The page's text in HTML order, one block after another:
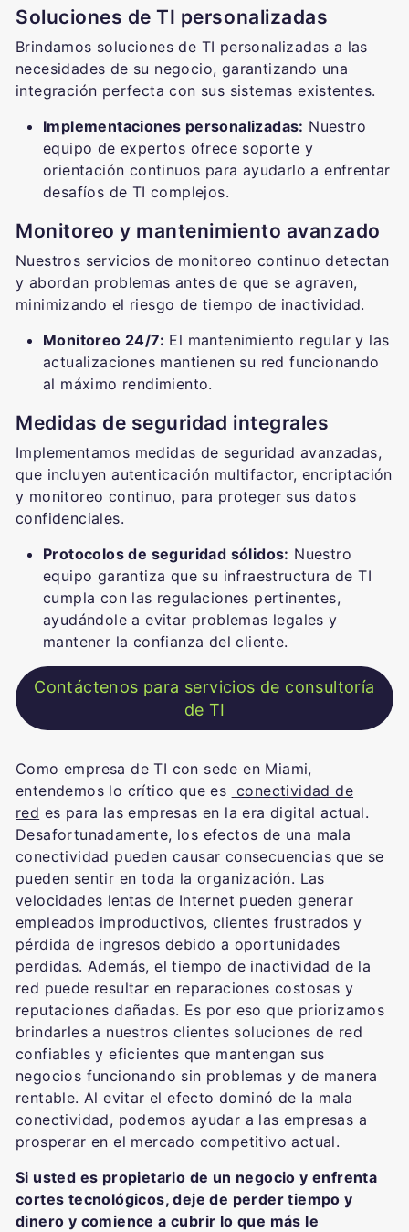
Soluciones de TI personalizadas
Brindamos soluciones de TI personalizadas a las
necesidades de su negocio, garantizando una
integración perfecta con sus sistemas existentes.
Implementaciones personalizadas: Nuestro
equipo de expertos ofrece soporte y
orientación continuos para ayudarlo a enfrentar
desafíos de TI complejos.
Monitoreo y mantenimiento avanzado
Nuestros servicios de monitoreo continuo detectan
y abordan problemas antes de que se agraven,
minimizando el riesgo de tiempo de inactividad.
Monitoreo 24/7: El mantenimiento regular y las
actualizaciones mantienen su red funcionando
al máximo rendimiento.
Medidas de seguridad integrales
Implementamos medidas de seguridad avanzadas,
que incluyen autenticación multifactor, encriptación
y monitoreo continuo, para proteger sus datos
confidenciales.
Protocolos de seguridad sólidos: Nuestro
equipo garantiza que su infraestructura de TI
cumpla con las regulaciones pertinentes,
ayudándole a evitar problemas legales y
mantener la confianza del cliente.
Contáctenos para servicios de consultoría
de TI
Como empresa de TI con sede en Miami,
entendemos lo crítico que es conectividad de
red es para las empresas en la era digital actual.
Desafortunadamente, los efectos de una mala
conectividad pueden causar consecuencias que se
pueden sentir en toda la organización. Las
velocidades lentas de Internet pueden generar
empleados improductivos, clientes frustrados y
pérdida de ingresos debido a oportunidades
perdidas. Además, el tiempo de inactividad de la
red puede resultar en reparaciones costosas y
reputaciones dañadas. Es por eso que priorizamos
brindarles a nuestros clientes soluciones de red
confiables y eficientes que mantengan sus
negocios funcionando sin problemas y de manera
rentable. Al evitar el efecto dominó de la mala
conectividad, podemos ayudar a las empresas a
prosperar en el mercado competitivo actual.
Si usted es propietario de un negocio y enfrenta
cortes tecnológicos, deje de perder tiempo y
dinero y comience a cubrir lo que más le